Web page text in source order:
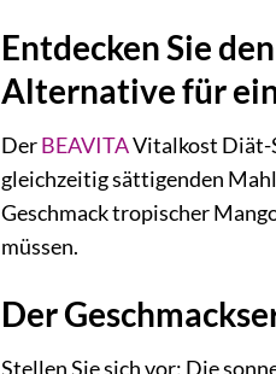
Entdecken Sie
Alternative für
DerBEAVITAVitalkost Diät-
gleichzeitig sättigenden
Geschmack tropischer
müssen.
Der